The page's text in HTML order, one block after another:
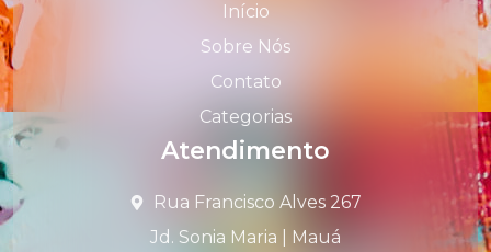
Início
Sobre Nós
Contato
Categorias
Atendimento
Rua Francisco Alves 267
Jd. Sonia Maria | Mauá